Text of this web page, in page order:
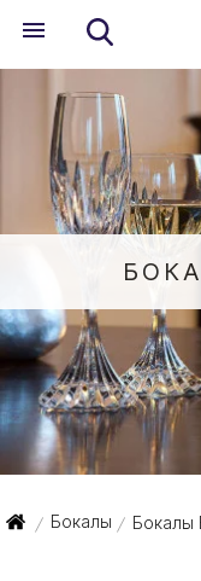
/ Бокалы / Бокалы